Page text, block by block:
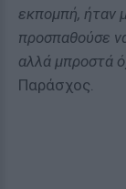
εκπομπή, ήταν
προσπαθούσε
αλλά μπροστά
Παράσχος.